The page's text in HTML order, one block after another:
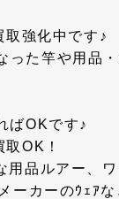
強化中です♪
った竿や用品
ばOKです♪
OK！
品ルアー、ワ
ーカーのｳｪｱな